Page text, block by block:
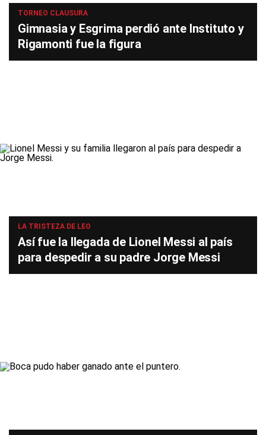
TORNEO CLAUSURA
Gimnasia y Esgrima perdió ante Instituto y
Rigamonti fue la figura
LA TRISTEZA DE LEO
Así fue la llegada de Lionel Messi al país
para despedir a su padre Jorge Messi